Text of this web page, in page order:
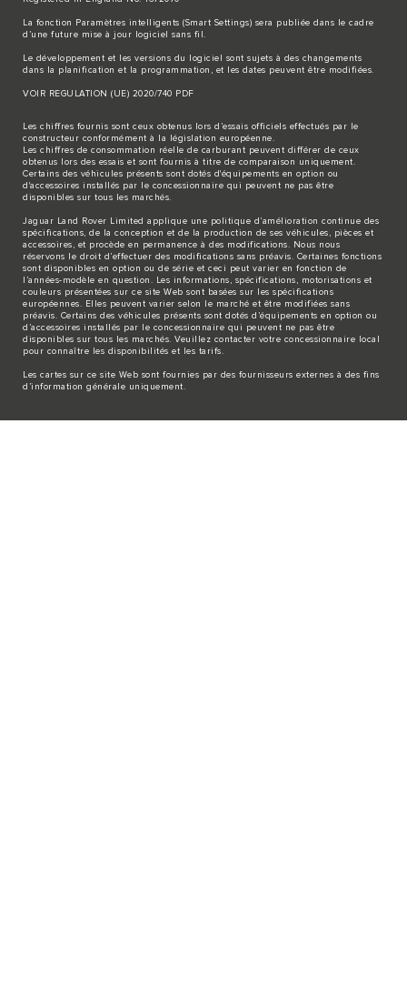
La fonction Paramètres intelligents (Smart Settings) sera publiée dans le cadre
d’une future mise à jour logiciel sans fil.
Le développement et les versions du logiciel sont sujets à des changements
dans la planification et la programmation, et les dates peuvent être modifiées.
VOIR REGULATION (UE) 2020/740 PDF
Les chiffres fournis sont ceux obtenus lors d’essais officiels effectués par le
constructeur conformément à la législation européenne.
Les chiffres de consommation réelle de carburant peuvent différer de ceux
obtenus lors des essais et sont fournis à titre de comparaison uniquement.
Certains des véhicules présents sont dotés d'équipements en option ou
d'accessoires installés par le concessionnaire qui peuvent ne pas être
disponibles sur tous les marchés.
Jaguar Land Rover Limited applique une politique d’amélioration continue des
spécifications, de la conception et de la production de ses véhicules, pièces et
accessoires, et procède en permanence à des modifications. Nous nous
réservons le droit d’effectuer des modifications sans préavis. Certaines fonctions
sont disponibles en option ou de série et ceci peut varier en fonction de
l’années-modèle en question. Les informations, spécifications, motorisations et
couleurs présentées sur ce site Web sont basées sur les spécifications
européennes. Elles peuvent varier selon le marché et être modifiées sans
préavis. Certains des véhicules présents sont dotés d’équipements en option ou
d’accessoires installés par le concessionnaire qui peuvent ne pas être
disponibles sur tous les marchés. Veuillez contacter votre concessionnaire local
pour connaître les disponibilités et les tarifs.
Les cartes sur ce site Web sont fournies par des fournisseurs externes à des fins
d’information générale uniquement.